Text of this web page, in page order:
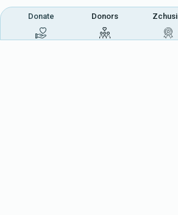
Create A Campaign
Login
Tap &
Donate Donors